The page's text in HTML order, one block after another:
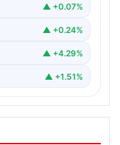
▲ +0.07%
▲ +0.24%
▲ +4.29%
▲ +1.51%